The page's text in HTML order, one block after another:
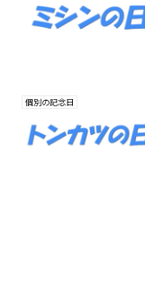
個別の記念日